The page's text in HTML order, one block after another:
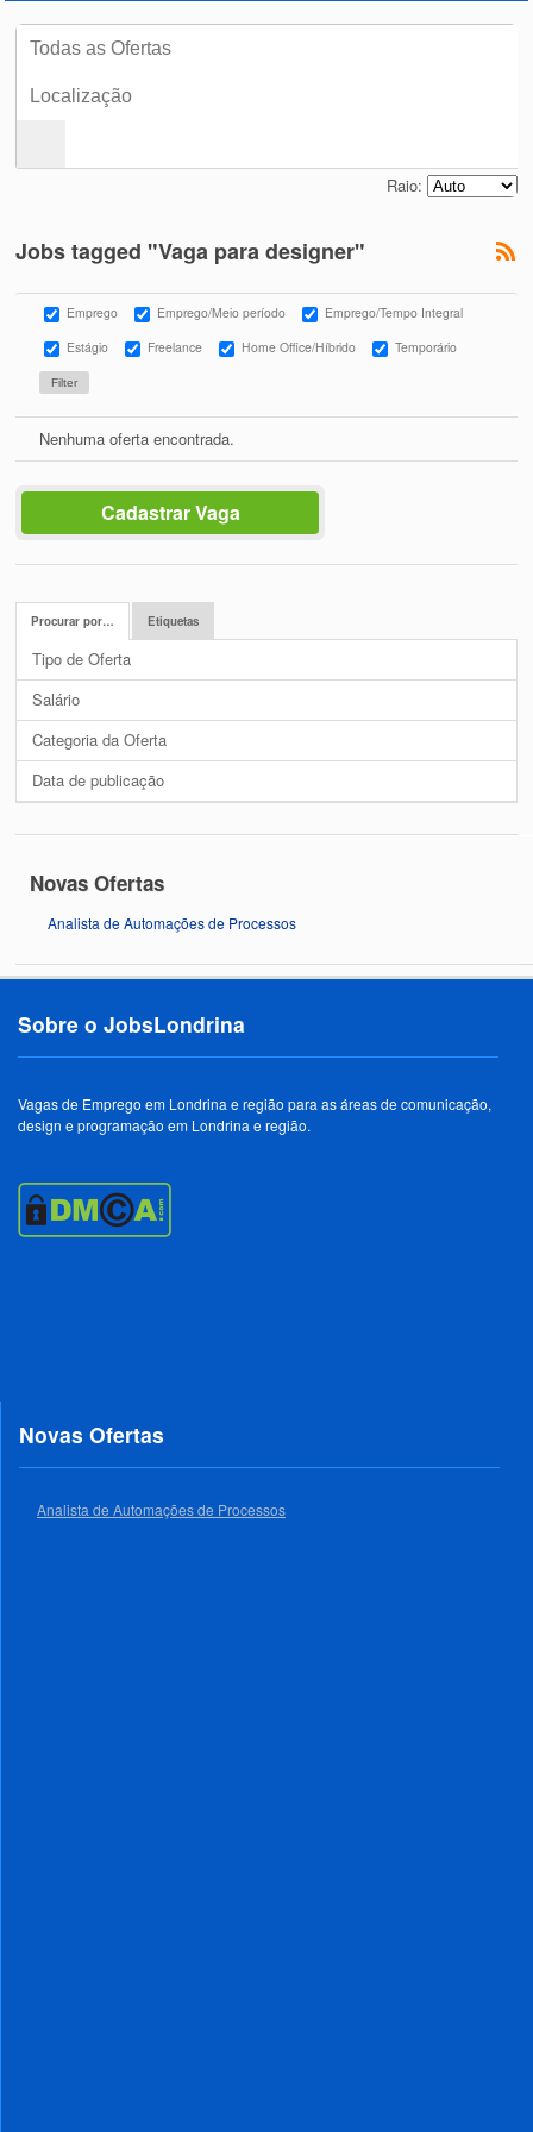
Raio:
Jobs tagged "Vaga para designer"
Emprego Emprego/Meio período
Emprego/Tempo Integral
Estágio
Freelance Home Office/Híbrido Temporário
Nenhuma oferta encontrada.
Cadastrar Vaga
Procurar por… Etiquetas
Tipo de Oferta
Salário
Categoria da Oferta
Data de publicação
Novas Ofertas
Analista de Automações de Processos
Sobre o JobsLondrina
Vagas de Emprego em Londrina e região para as áreas de comunicação,
design e programação em Londrina e região.
Novas Ofertas
Analista de Automações de Processos